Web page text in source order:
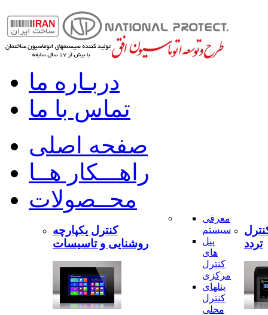
دربـاره ما
تماس با ما
صفحه اصلی
راهـــکار هــا
محــصولات
کنترل یکپارچه
روشنایی و تاسیسات
معرفی
سیستم
پنل
های
کنترل
مرکزی
پنلهای
کنترل
محلی
تردد